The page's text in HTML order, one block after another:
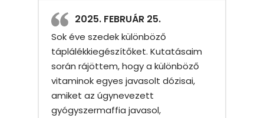
2025. FEBRUÁR 25.
Sok éve szedek különböző
táplálékkiegészítőket. Kutatásaim
során rájöttem, hogy a különböző
vitaminok egyes javasolt dózisai,
amiket az úgynevezett
gyógyszermaffia javasol,